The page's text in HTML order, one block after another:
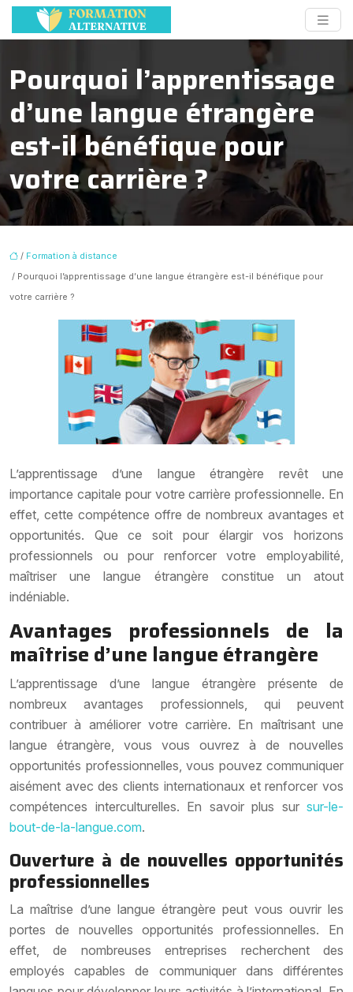
Pourquoi l’apprentissage
d’une langue étrangère
est-il bénéfique pour
votre carrière ?
/ Formation à distance
/ Pourquoi l’apprentissage d’une langue étrangère est-il bénéfique pour
votre carrière ?
L’apprentissage d’une langue étrangère revêt une
importance capitale pour votre carrière professionnelle. En
effet, cette compétence offre de nombreux avantages et
opportunités. Que ce soit pour élargir vos horizons
professionnels ou pour renforcer votre employabilité,
maîtriser une langue étrangère constitue un atout
indéniable.
Avantages professionnels de la
maîtrise d’une langue étrangère
L’apprentissage d’une langue étrangère présente de
nombreux avantages professionnels, qui peuvent
contribuer à améliorer votre carrière. En maîtrisant une
langue étrangère, vous vous ouvrez à de nouvelles
opportunités professionnelles, vous pouvez communiquer
aisément avec des clients internationaux et renforcer vos
compétences interculturelles. En savoir plus sur sur-le-
bout-de-la-langue.com.
Ouverture à de nouvelles opportunités
professionnelles
La maîtrise d’une langue étrangère peut vous ouvrir les
portes de nouvelles opportunités professionnelles. En
effet, de nombreuses entreprises recherchent des
employés capables de communiquer dans différentes